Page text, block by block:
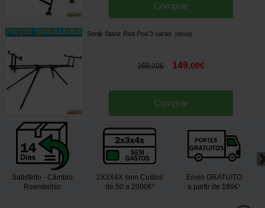
Comprar
Sonik Stanz Rod Pod 3 varas 205160]
169,00€ 149,00€
Comprar
Satisfeito - Câmbio
Reembolso
2X3X4X sem Custos
de 50 a 2000€²
Envio GRATUITO
a partir de 199€¹